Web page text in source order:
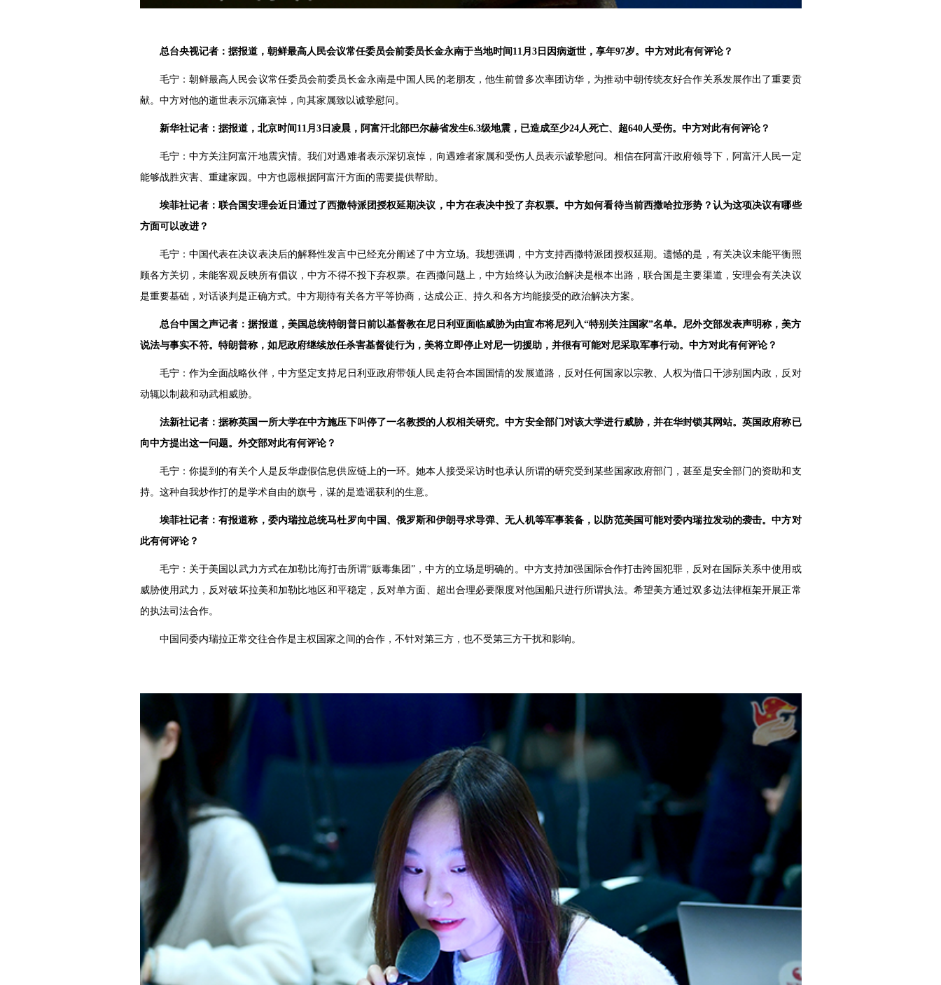
总台央视记者：据报道，朝鲜最高人民会议常任委员会前委员长金永南于当地时间11月3日因病逝世，享年97岁。中方对此有何评论？
毛宁：朝鲜最高人民会议常任委员会前委员长金永南是中国人民的老朋友，他生前曾多次率团访华，为推动中朝传统友好合作关系发展作出了重要贡
献。中方对他的逝世表示沉痛哀悼，向其家属致以诚挚慰问。
新华社记者：据报道，北京时间11月3日凌晨，阿富汗北部巴尔赫省发生6.3级地震，已造成至少24人死亡、超640人受伤。中方对此有何评论？
毛宁：中方关注阿富汗地震灾情。我们对遇难者表示深切哀悼，向遇难者家属和受伤人员表示诚挚慰问。相信在阿富汗政府领导下，阿富汗人民一定
能够战胜灾害、重建家园。中方也愿根据阿富汗方面的需要提供帮助。
埃菲社记者：联合国安理会近日通过了西撒特派团授权延期决议，中方在表决中投了弃权票。中方如何看待当前西撒哈拉形势？认为这项决议有哪些
方面可以改进？
毛宁：中国代表在决议表决后的解释性发言中已经充分阐述了中方立场。我想强调，中方支持西撒特派团授权延期。遗憾的是，有关决议未能平衡照
顾各方关切，未能客观反映所有倡议，中方不得不投下弃权票。在西撒问题上，中方始终认为政治解决是根本出路，联合国是主要渠道，安理会有关决议
是重要基础，对话谈判是正确方式。中方期待有关各方平等协商，达成公正、持久和各方均能接受的政治解决方案。
总台中国之声记者：据报道，美国总统特朗普日前以基督教在尼日利亚面临威胁为由宣布将尼列入“特别关注国家”名单。尼外交部发表声明称，美方
说法与事实不符。特朗普称，如尼政府继续放任杀害基督徒行为，美将立即停止对尼一切援助，并很有可能对尼采取军事行动。中方对此有何评论？
毛宁：作为全面战略伙伴，中方坚定支持尼日利亚政府带领人民走符合本国国情的发展道路，反对任何国家以宗教、人权为借口干涉别国内政，反对
动辄以制裁和动武相威胁。
法新社记者：据称英国一所大学在中方施压下叫停了一名教授的人权相关研究。中方安全部门对该大学进行威胁，并在华封锁其网站。英国政府称已
向中方提出这一问题。外交部对此有何评论？
毛宁：你提到的有关个人是反华虚假信息供应链上的一环。她本人接受采访时也承认所谓的研究受到某些国家政府部门，甚至是安全部门的资助和支
持。这种自我炒作打的是学术自由的旗号，谋的是造谣获利的生意。
埃菲社记者：有报道称，委内瑞拉总统马杜罗向中国、俄罗斯和伊朗寻求导弹、无人机等军事装备，以防范美国可能对委内瑞拉发动的袭击。中方对
此有何评论？
毛宁：关于美国以武力方式在加勒比海打击所谓“贩毒集团”，中方的立场是明确的。中方支持加强国际合作打击跨国犯罪，反对在国际关系中使用或
威胁使用武力，反对破坏拉美和加勒比地区和平稳定，反对单方面、超出合理必要限度对他国船只进行所谓执法。希望美方通过双多边法律框架开展正常
的执法司法合作。
中国同委内瑞拉正常交往合作是主权国家之间的合作，不针对第三方，也不受第三方干扰和影响。